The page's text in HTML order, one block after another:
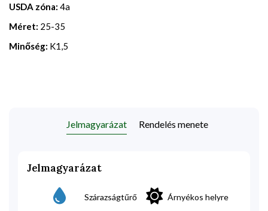
USDA zóna: 4a
Méret: 25-35
Minőség: K1,5
Jelmagyarázat Rendelés menete
Jelmagyarázat
Szárazságtűrő
Árnyékos helyre